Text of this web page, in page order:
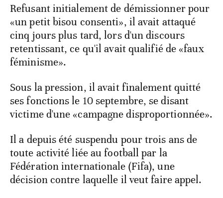
Refusant initialement de démissionner pour
«un petit bisou consenti», il avait attaqué
cinq jours plus tard, lors d'un discours
retentissant, ce qu'il avait qualifié de «faux
féminisme».
Sous la pression, il avait finalement quitté
ses fonctions le 10 septembre, se disant
victime d'une «campagne disproportionnée».
Il a depuis été suspendu pour trois ans de
toute activité liée au football par la
Fédération internationale (Fifa), une
décision contre laquelle il veut faire appel.